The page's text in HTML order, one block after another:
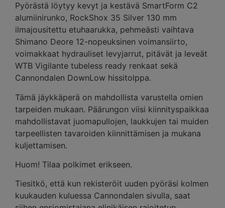
Pyörästä löytyy kevyt ja kestävä SmartForm C2
alumiinirunko, RockShox 35 Silver 130 mm
ilmajousitettu etuhaarukka, pehmeästi vaihtava
Shimano Deore 12-nopeuksinen voimansiirto,
voimakkaat hydrauliset levyjarrut, pitävät ja leveät
WTB Vigilante tubeless ready renkaat sekä
Cannondalen DownLow hissitolppa.
Tämä jäykkäperä on mahdollista varustella omien
tarpeiden mukaan. Päärungon viisi kiinnityspaikkaa
mahdollistavat juomapullojen, laukkujen tai muiden
tarpeellisten tavaroiden kiinnittämisen ja mukana
kuljettamisen.
Huom! Tilaa polkimet erikseen.
Tiesitkö, että kun rekisteröit uuden pyöräsi kolmen
kuukauden kuluessa Cannondalen sivulla, saat